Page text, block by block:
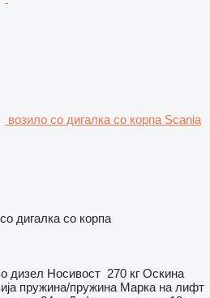
возило со дигалка со корпа Scania
дигалка со корпа
дизел Носивост 270 кг Оскина
пружина/пружина Марка на лифт